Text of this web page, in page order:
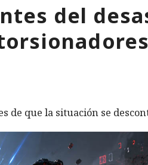
del
de que la situación se